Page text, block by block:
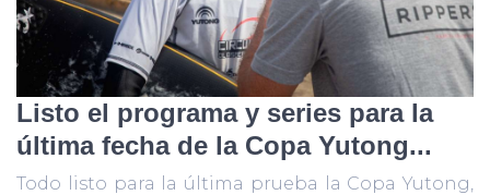
Listo el programa y series para la
última fecha de la Copa Yutong...
Todo listo para la última prueba la Copa Yutong,